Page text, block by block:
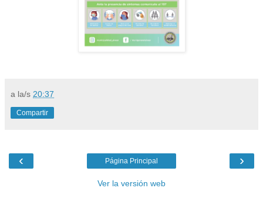
a la/s 20:37
Compartir
‹ ›
Página Principal
Ver la versión web